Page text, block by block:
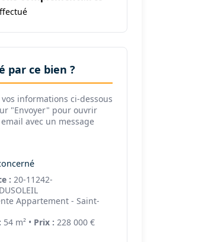
par ce bien ?
vos informations ci-dessous
"Envoyer" pour ouvrir
avec un message
: 20-11242-
Appartement - Saint-
54 m² • Prix : 228 000 €